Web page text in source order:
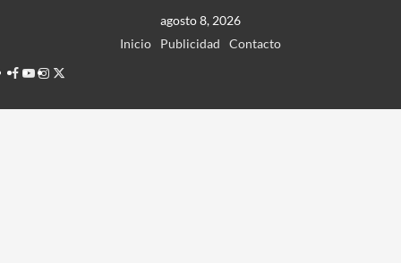
agosto 8, 2026
Inicio
Publicidad
Contacto
Facebook
Youtube
Instagram
Twitter